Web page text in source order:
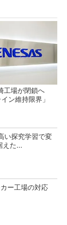
工場が閉鎖へ
ン維持限界」
い探究学習で変
えた...
ー工場の対応